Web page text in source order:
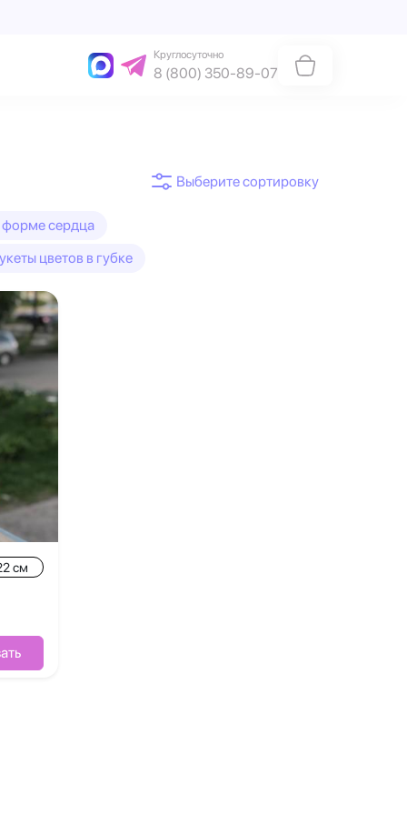
Круглосуточно
8 (800) 350-89-07
форме сердца
цветов в губке
см